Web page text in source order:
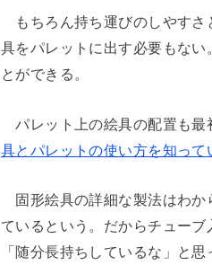
もちろん持ち運びのしやすさ
具をパレットに出す必要もな
とができる。
パレット上の絵具の配置も最
具とパレットの使い方を知っ
固形絵具の詳細な製法はわか
ているという。だからチューブ
「随分長持ちしているな」と思